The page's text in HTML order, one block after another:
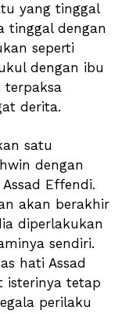
yang tinggal
tinggal dengan
seperti
dengan ibu
terpaksa
derita.
satu
dengan
Effendi.
akan berakhir
diperlakukan
sendiri.
hati Assad
isterinya tetap
perilaku